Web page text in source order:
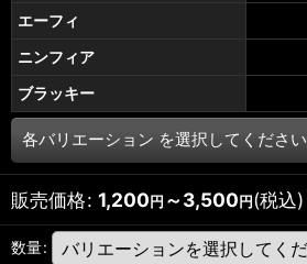
エーフィ
ニンフィア
ブラッキー
各バリエーション を選択してください
販売価格: 1,200円 ～3,500円(税込)
数量: